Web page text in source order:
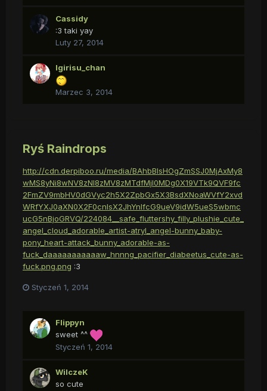
Cassidy
:3 taki yay
Luty 27, 2014
Igirisu_chan
Marzec 3, 2014
Ryś Raindrops
http://cdn.derpiboo.ru/media/BAhbBlsHOgZmSSJ0MjAxMy8
wMS8yNi8wNV8zNl8zMV8zMTdfMjI0MDg0X19VTk9QVF9fc
2FmZV9mbHV0dGVyc2h5X2ZpbGx5X3BsdXNoaWVfY2xvd
WRfYXJ0aXN0X2F0cnlsX2JhYnlfcG9ueV9idW5ueS5wbmc
ucG5nBjoGRVQ/224084__safe_fluttershy_filly_plushie_cute_
angel_cloud_adorable_artist-atryl_angel-bunny_baby-
pony_heart-attack_bunny_adorable-as-
fuck_daaaaaaaaaaaw_hnnng_pacifier_diabeetus_cute-as-
fuck.png.png :3
Styczeń 1, 2014
Flippyn
sweet ^^
Styczeń 1, 2014
WilczeK
so cute